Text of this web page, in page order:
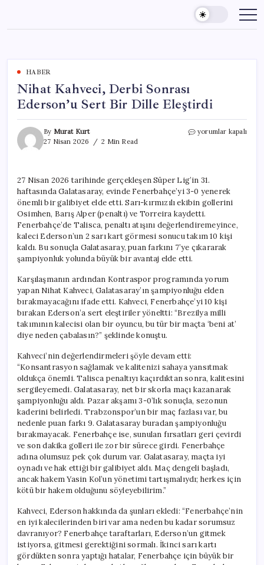
content
HABER
Nihat Kahveci, Derbi Sonrası
Ederson’u Sert Bir Dille Eleştirdi
By Murat Kurt
27 Nisan 2026
2 Min Read
Nihat
Sert
Bir
Dille
Eleştirdi
yorumlar kapalı
27 Nisan 2026 tarihinde gerçekleşen Süper Lig’in 31.
haftasında Galatasaray, evinde Fenerbahçe’yi 3-0 yenerek
önemli bir galibiyet elde etti. Sarı-kırmızılı ekibin gollerini
Osimhen, Barış Alper (penaltı) ve Torreira kaydetti.
Fenerbahçe’de Talisca, penaltı atışını değerlendiremeyince,
kaleci Ederson’un 2 sarı kart görmesi sonucu takım 10 kişi
kaldı. Bu sonuçla Galatasaray, puan farkını 7’ye çıkararak
şampiyonluk yolunda büyük bir avantaj elde etti.
Karşılaşmanın ardından Kontraspor programında yorum
yapan Nihat Kahveci, Galatasaray’ın şampiyonluğu elden
bırakmayacağını ifade etti. Kahveci, Fenerbahçe’yi 10 kişi
bırakan Ederson’a sert eleştiriler yöneltti: “Brezilya milli
takımının kalecisi olan bir oyuncu, bu tür bir maçta ‘beni at’
diye neden çabalasın?” şeklinde konuştu.
Kahveci’nin değerlendirmeleri şöyle devam etti:
“Konsantrasyon sağlamak ve kalitenizi sahaya yansıtmak
oldukça önemli. Talisca penaltıyı kaçırdıktan sonra, kalitesini
sergileyemedi. Galatasaray, net bir skorla maçı kazanarak
şampiyonluğu aldı. Pazar akşamı 3-0’lık sonuçla, sezonun
kaderini belirledi. Trabzonspor’un bir maç fazlası var, bu
nedenle puan farkı 9. Galatasaray buradan şampiyonluğu
bırakmayacak. Fenerbahçe ise, sunulan fırsatları geri çevirdi
ve son dakika golleri ile zor bir sürece girdi. Fenerbahçe
adına olumsuz pek çok durum var. Galatasaray, maçta iyi
oynadı ve hak ettiği bir galibiyet aldı. Maç dengeli başladı,
ancak hakem Yasin Kol’un yönetimi tartışmalıydı; herkes için
kötü bir hakem olduğunu söyleyebilirim.”
Kahveci, Ederson hakkında da şunları ekledi: “Fenerbahçe’nin
en iyi kalecilerinden biri var ama neden bu kadar sorumsuz
davranıyor? Fenerbahçe taraftarları, Ederson’un gitmek
istiyorsa, gitmesi gerektiğini sormalı. İkinci sarı kartı
gördükten sonra yaptığı hatalar, Fenerbahçe için büyük bir